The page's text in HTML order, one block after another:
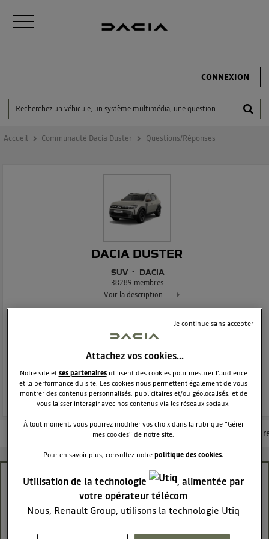
CONNEXION
Accueil Communauté Dacia Duster Questions/Réponses
DACIA DUSTER
SUV DACIA
38289 membres
Voir la description
Dacia Duster - L'authentique SUV
REJOINDRE
Les questions de la communauté Les articles Consultez la
Plein gpl ne s'arrête pas
Ludoch
Le19 novembre 2021à 12:03
Attachez vos cookies…
Notre site etses partenairesutilisent des cookies pour mesurer l'audience
et la performance du site. Les cookies nous permettent également de vous
montrer des contenus personnalisés, publicitaires et/ou géolocalisés, et de
vous laisser interagir avec nos contenus via les réseaux sociaux.
À tout moment, vous pourrez modifier vos choix dans la rubrique "Gérer
mes cookies" de notre site.
Pour en savoir plus, consultez notrepolitique des cookies.
Utilisation de la technologie
, alimentée par
votre opérateur télécom
Nous, Renault Group, utilisons la technologie Utiq
Je continue sans accepter